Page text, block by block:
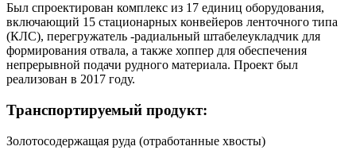
Был спроектирован комплекс из 17 единиц оборудования,
включающий 15 стационарных конвейеров ленточного типа
(КЛС), перегружатель -радиальный штабелеукладчик для
формирования отвала, а также хоппер для обеспечения
непрерывной подачи рудного материала. Проект был
реализован в 2017 году.
Транспортируемый продукт:
Золотосодержащая руда (отработанные хвосты)